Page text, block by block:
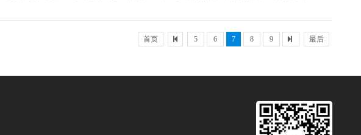
首页 5 6 7 8 9 最后